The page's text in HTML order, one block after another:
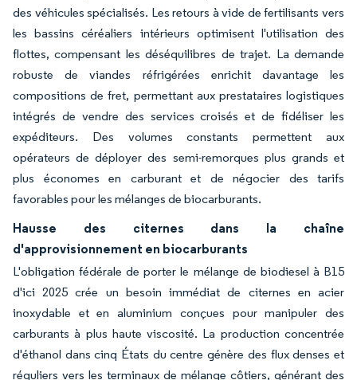
des véhicules spécialisés. Les retours à vide de fertilisants vers
les bassins céréaliers intérieurs optimisent l'utilisation des
flottes, compensant les déséquilibres de trajet. La demande
robuste de viandes réfrigérées enrichit davantage les
compositions de fret, permettant aux prestataires logistiques
intégrés de vendre des services croisés et de fidéliser les
expéditeurs. Des volumes constants permettent aux
opérateurs de déployer des semi-remorques plus grands et
plus économes en carburant et de négocier des tarifs
favorables pour les mélanges de biocarburants.
Hausse des citernes dans la chaîne
d'approvisionnement en biocarburants
L'obligation fédérale de porter le mélange de biodiesel à B15
d'ici 2025 crée un besoin immédiat de citernes en acier
inoxydable et en aluminium conçues pour manipuler des
carburants à plus haute viscosité. La production concentrée
d'éthanol dans cinq États du centre génère des flux denses et
réguliers vers les terminaux de mélange côtiers, générant des